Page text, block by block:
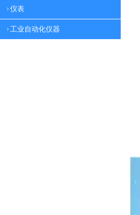
仪表
工业自动化仪器